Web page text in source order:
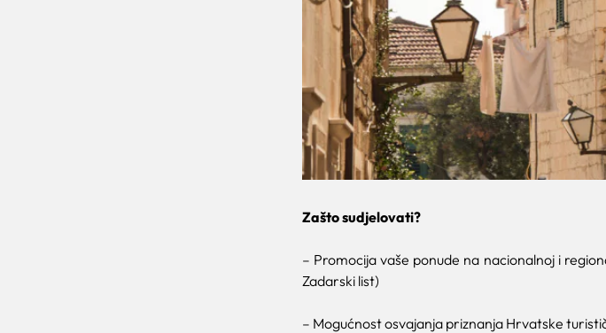
Zašto sudjelovati?
– Promocija vaše ponude na nacionalnoj i
Zadarski list)
– Mogućnost osvajanja priznanja Hrvatske